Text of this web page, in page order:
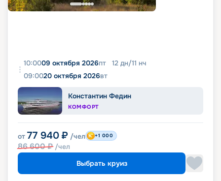
10:0009 октября 2026пт 12 дн/11 нч
09:0020 октября 2026вт
Константин Федин
КОМФОРТ
от 77 940 ₽ /чел
86 600₽ /чел
+1 000
Выбрать круиз